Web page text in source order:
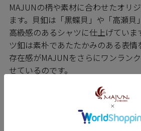
MAJUNの柄や素材に合わせたオリ
ます。貝釦は「黒蝶貝」や「高瀬貝
高級感のあるシャツに仕上げていま
ツ釦は素朴であたたかみのある表情
存在感がMAJUNをさらにワンラン
せているのです。